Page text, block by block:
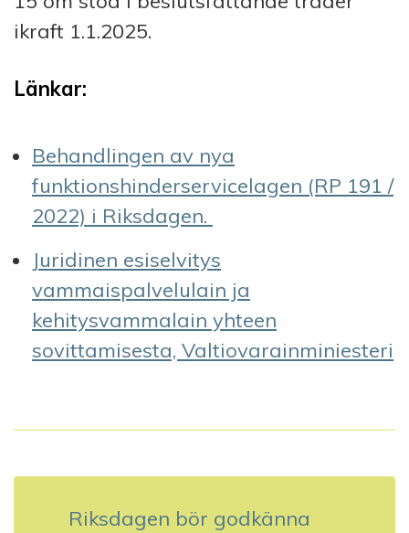
ikraft 1.1.2025.
Länkar:
Behandlingen av nya
funktionshinderservicelagen (RP 191 /
2022) i Riksdagen.
Juridinen esiselvitys
vammaispalvelulain ja
kehitysvammalain yhteen
sovittamisesta, Valtiovarainminiesteri
n
Riksdagen bör godkänna